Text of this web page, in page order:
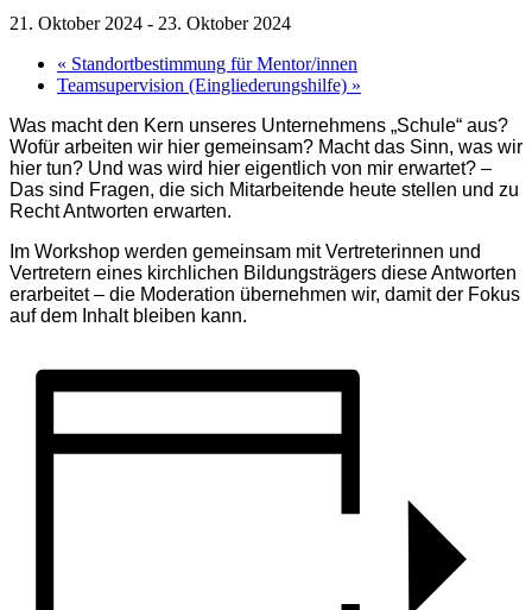
21. Oktober 2024 - 23. Oktober 2024
« Standortbestimmung für Mentor/innen
Teamsupervision (Eingliederungshilfe) »
Was macht den Kern unseres Unternehmens „Schule“ aus?
Wofür arbeiten wir hier gemeinsam? Macht das Sinn, was wir
hier tun? Und was wird hier eigentlich von mir erwartet? –
Das sind Fragen, die sich Mitarbeitende heute stellen und zu
Recht Antworten erwarten.
Im Workshop werden gemeinsam mit Vertreterinnen und
Vertretern eines kirchlichen Bildungsträgers diese Antworten
erarbeitet – die Moderation übernehmen wir, damit der Fokus
auf dem Inhalt bleiben kann.